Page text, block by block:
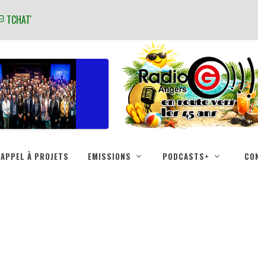
TCHAT'
APPEL À PROJETS EMISSIONS PODCASTS+